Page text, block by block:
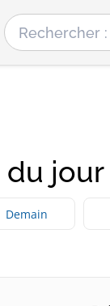
du jour
Demain